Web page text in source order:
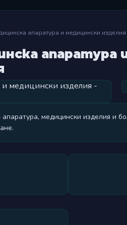
апаратура и медицински
апаратура
медицински изделия и